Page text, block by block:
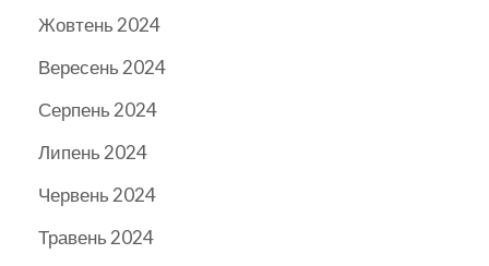
Жовтень 2024
Вересень 2024
Серпень 2024
Липень 2024
Червень 2024
Травень 2024